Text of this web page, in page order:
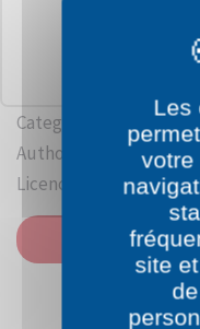
Category: Christmas
Author:
Anonymous
Licence: Public domain
Les
votre
site